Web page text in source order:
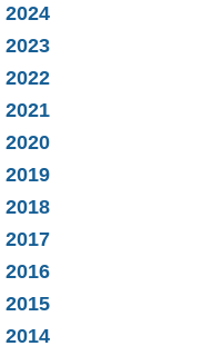
2024
2023
2022
2021
2020
2019
2018
2017
2016
2015
2014